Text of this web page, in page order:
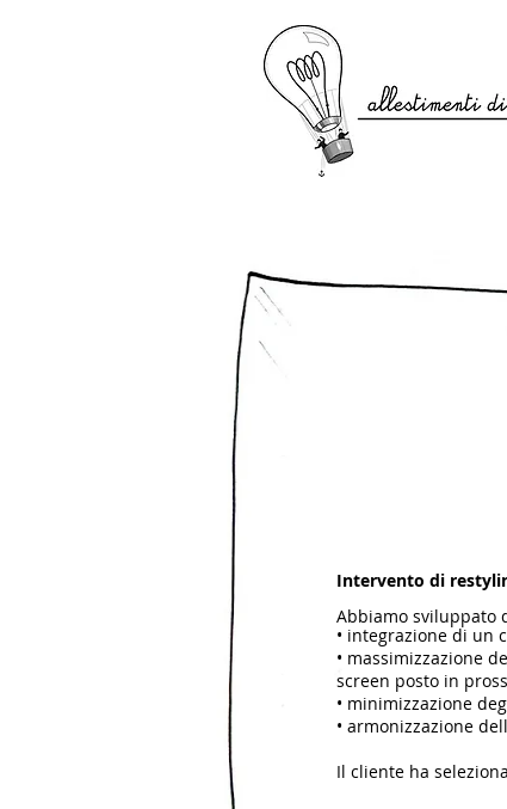
Intervento di
Abbiamo sviluppato
• integrazione di un
• massimizzazione
screen posto in
• minimizzazione
• armonizzazione
Il cliente ha